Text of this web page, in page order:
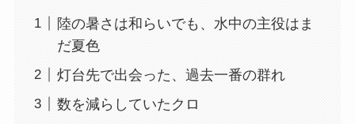
陸の暑さは和らいでも、水中の主役はま
だ夏色
灯台先で出会った、過去一番の群れ
数を減らしていたクロ